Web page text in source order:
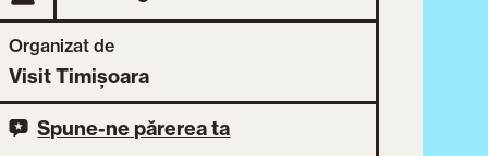
Organizat de
Visit Timișoara
Spune-ne părerea ta